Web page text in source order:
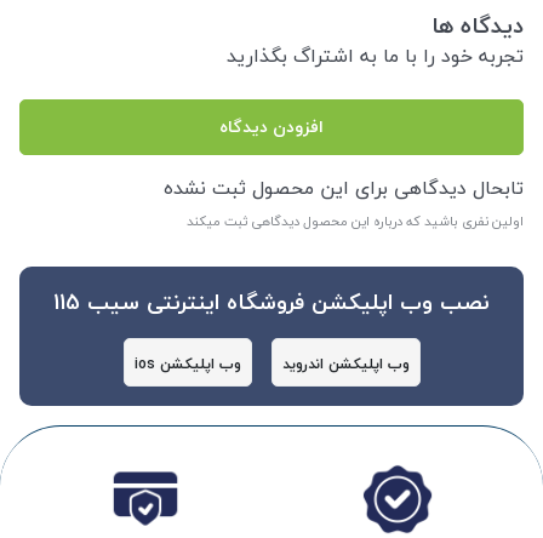
دیدگاه ها
تجربه خود را با ما به اشتراگ بگذارید
افزودن دیدگاه
تابحال دیدگاهی برای این محصول ثبت نشده
اولین نفری باشید که درباره این محصول دیدگاهی ثبت میکند
نصب وب اپلیکشن فروشگاه اینترنتی سیب 115
وب اپلیکشن اندروید وب اپلیکشن ios